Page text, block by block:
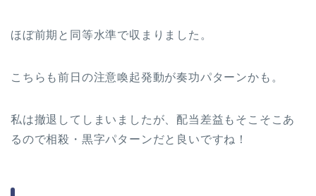
ほぼ前期と同等水準で収まりました。
こちらも前日の注意喚起発動が奏功パターンかも。
私は撤退してしまいましたが、配当差益もそこそこあ
るので相殺・黒字パターンだと良いですね！